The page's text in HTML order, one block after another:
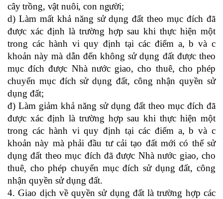
cây trồng, vật nuôi, con người;
d) Làm mất khả năng sử dụng đất theo mục đích đã
được xác định là trường hợp sau khi thực hiện một
trong các hành vi quy định tại các điểm a, b và c
khoản này mà dẫn đến không sử dụng đất được theo
mục đích được Nhà nước giao, cho thuê, cho phép
chuyển mục đích sử dụng đất, công nhận quyền sử
dụng đất;
đ) Làm giảm khả năng sử dụng đất theo mục đích đã
được xác định là trường hợp sau khi thực hiện một
trong các hành vi quy định tại các điểm a, b và c
khoản này mà phải đầu tư cải tạo đất mới có thể sử
dụng đất theo mục đích đã được Nhà nước giao, cho
thuê, cho phép chuyển mục đích sử dụng đất, công
nhận quyền sử dụng đất.
4. Giao dịch về quyền sử dụng đất là trường hợp các